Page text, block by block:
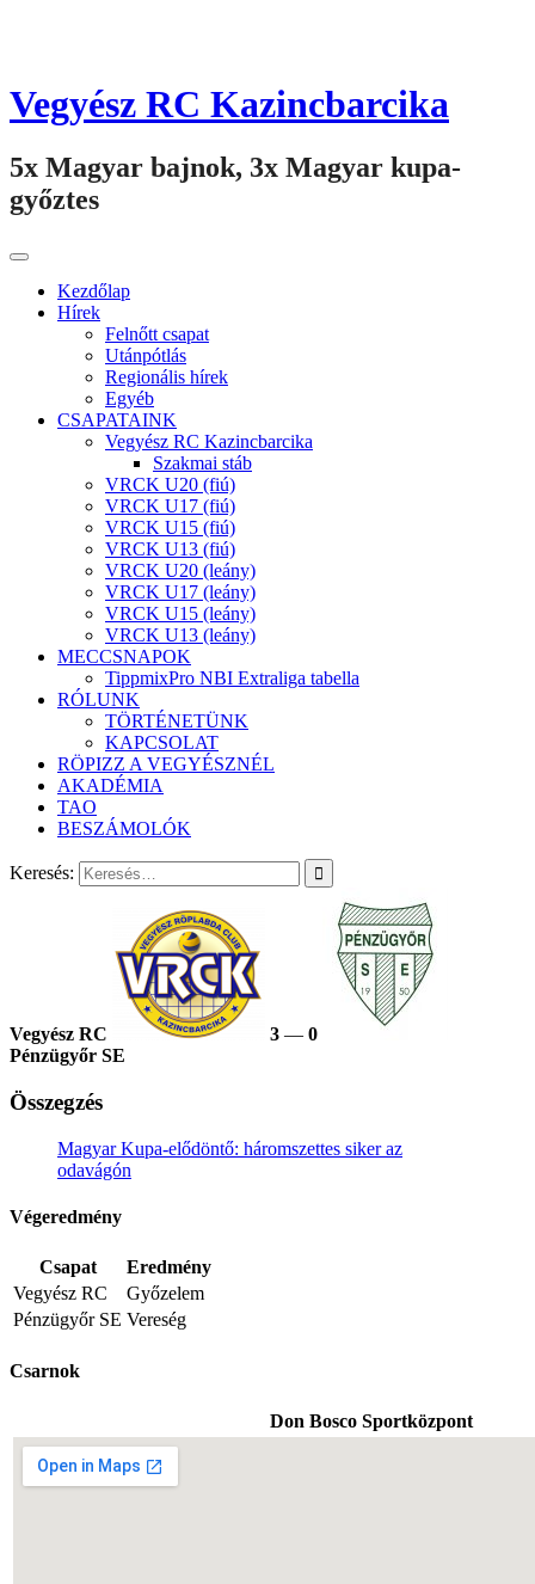
Vegyész RC Kazincbarcika
5x Magyar bajnok, 3x Magyar kupa-
győztes
Kezdőlap
Hírek
Felnőtt csapat
Utánpótlás
Regionális hírek
Egyéb
CSAPATAINK
Vegyész RC Kazincbarcika
Szakmai stáb
VRCK U20 (fiú)
VRCK U17 (fiú)
VRCK U15 (fiú)
VRCK U13 (fiú)
VRCK U20 (leány)
VRCK U17 (leány)
VRCK U15 (leány)
VRCK U13 (leány)
MECCSNAPOK
TippmixPro NBI Extraliga tabella
RÓLUNK
TÖRTÉNETÜNK
KAPCSOLAT
RÖPIZZ A VEGYÉSZNÉL
AKADÉMIA
TAO
BESZÁMOLÓK
Keresés:
Vegyész RC 3 — 0
Pénzügyőr SE
Összegzés
Magyar Kupa-elődöntő: háromszettes siker az
odavágón
Végeredmény
Csapat
Eredmény
Vegyész RC
Győzelem
Pénzügyőr SE Vereség
Csarnok
Don Bosco Sportközpont